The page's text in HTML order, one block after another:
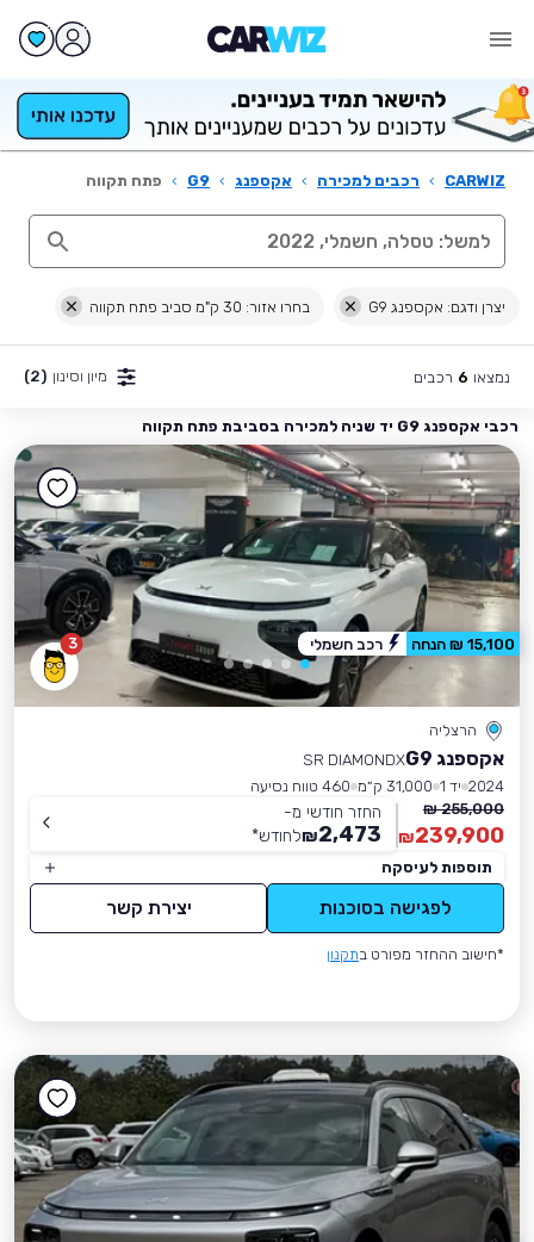
CARWIZ
› רכבים למכירה › אקספנג ›
G9
› פתח תקווה
יצרן ודגם: אקספנג G9 בחרו אזור: 30 ק"מ סביב פתח תקווה
נמצאו 6 רכבים מיון וסינון (2)
רכבי אקספנג G9 יד שניה למכירה בסביבת פתח תקווה
3
הרצליה
אקספנג G9
SR DIAMONDX
2024 יד 1 31,000 ק״מ
460 טווח נסיעה
255,000 ₪
239,900
₪
החזר חודשי מ-
2,473
₪לחודש*
תוספות לעיסקה
לפגישה בסוכנות יצירת קשר
*חישוב ההחזר מפורט בתקנון
15,100 ₪ הנחה רכב חשמלי